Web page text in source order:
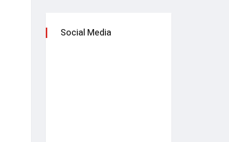
Social Media